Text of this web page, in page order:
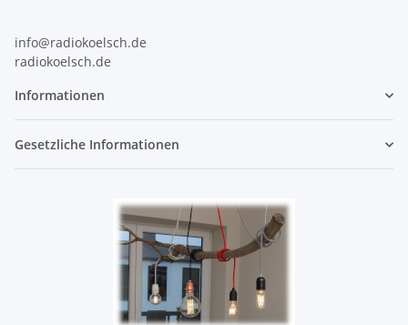
info@radiokoelsch.de
radiokoelsch.de
Informationen
Gesetzliche Informationen